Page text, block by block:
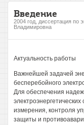
Введение
2004 год, диссертация по
Владимировна
Актуальность работы
Важнейшей задачей
бесперебойного
Для обеспечения
измерения, контроля
защиты и